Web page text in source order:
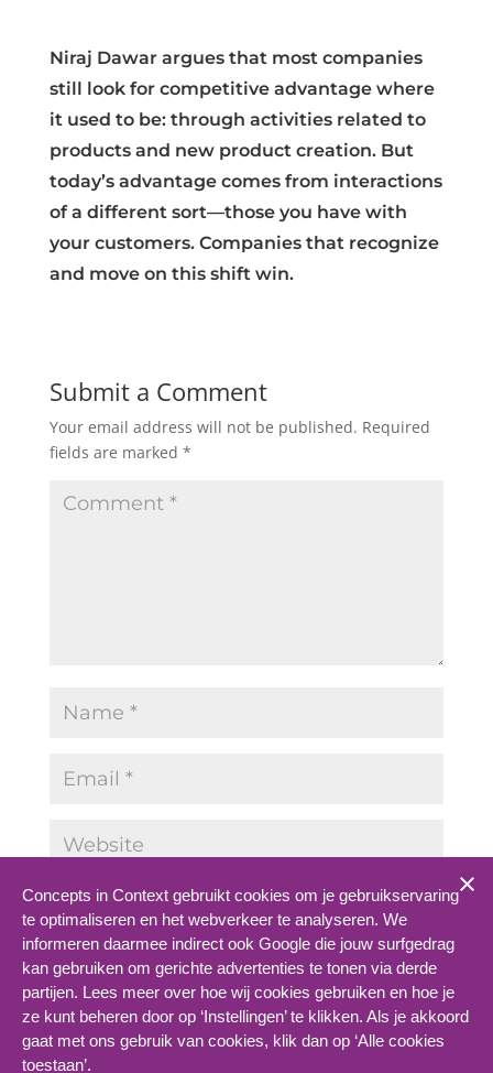
Niraj Dawar argues that most companies
still look for competitive advantage where
it used to be: through activities related to
products and new product creation. But
today’s advantage comes from interactions
of a different sort—those you have with
your customers. Companies that recognize
and move on this shift win.
Submit a Comment
Your email address will not be published. Required
fields are marked *
Save my name, email, and website in this
browser for the next time I comment.
SUBMIT COMMENT
Concepts in Context gebruikt cookies om je gebruikservaring
te optimaliseren en het webverkeer te analyseren. We
informeren daarmee indirect ook Google die jouw surfgedrag
kan gebruiken om gerichte advertenties te tonen via derde
partijen. Lees meer over hoe wij cookies gebruiken en hoe je
ze kunt beheren door op ‘Instellingen’ te klikken. Als je akkoord
gaat met ons gebruik van cookies, klik dan op ‘Alle cookies
toestaan’.